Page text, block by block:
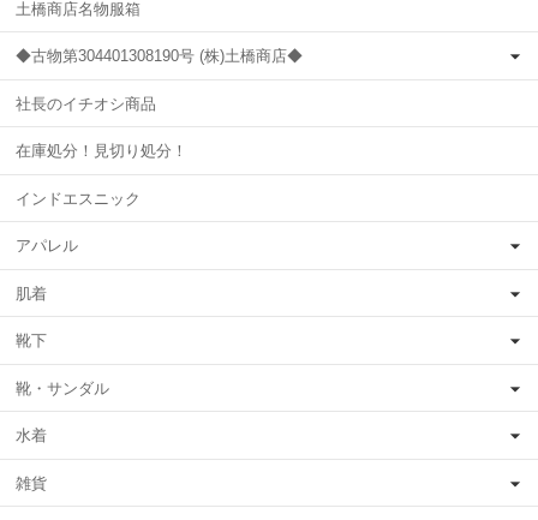
土橋商店名物服箱
◆古物第304401308190号 (株)土橋商店◆
社長のイチオシ商品
在庫処分！見切り処分！
インドエスニック
アパレル
肌着
靴下
靴・サンダル
水着
雑貨